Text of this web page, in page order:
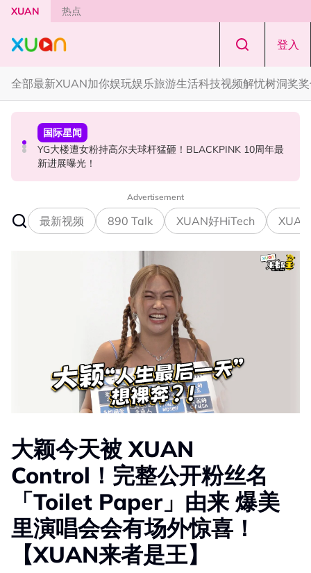
Skip to main content
XUAN 热点
登入
全部最新XUAN加你娱玩娱乐旅游生活科技视频解忧树洞奖
节庆
知多点 | 2026 农历七月鬼门开！10 大禁忌宁可信其有 少
穿全黑、全白
国际星闻
YG大楼遭女粉持高尔夫球杆猛砸！BLACKPINK 10周年最
新进展曝光！
中港台新
Jaclyn Victor现身《歌手2026》现场！遭粉丝野生捕获要
求合照！
Advertisement
最新视频 890 Talk XUAN好HiTech
大颖今天被 XUAN
Control！完整公开粉丝名
「Toilet Paper」由来 爆美
里演唱会会有场外惊喜！
【XUAN来者是王】